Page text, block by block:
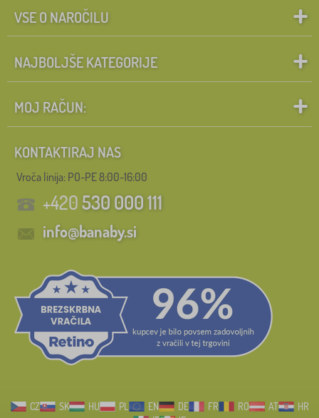
VSE O NAROČILU
NAJBOLJŠE KATEGORIJE
MOJ RAČUN:
KONTAKTIRAJ NAS
Vroča linija: PO-PE 8:00-16:00
+420530 000 111
info@banaby.si
CZ SK HU PL EN DE FR RO AT
HR